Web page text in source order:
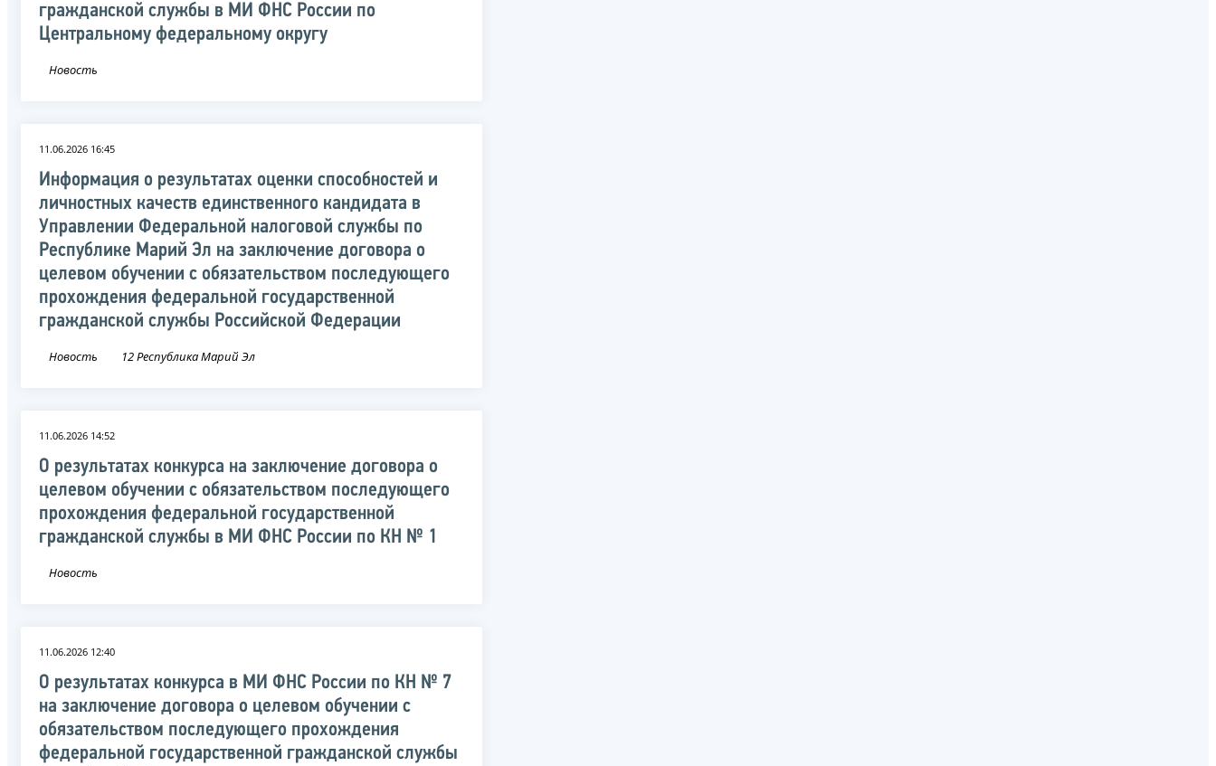
гражданской службы в МИ ФНС России по
Центральному федеральному округу
Новость
11.06.2026 16:45
Информация о результатах оценки способностей и
личностных качеств единственного кандидата в
Управлении Федеральной налоговой службы по
Республике Марий Эл на заключение договора о
целевом обучении с обязательством последующего
прохождения федеральной государственной
гражданской службы Российской Федерации
Новость 12 Республика Марий Эл
11.06.2026 14:52
О результатах конкурса на заключение договора о
целевом обучении с обязательством последующего
прохождения федеральной государственной
гражданской службы в МИ ФНС России по КН № 1
Новость
11.06.2026 12:40
О результатах конкурса в МИ ФНС России по КН № 7
на заключение договора о целевом обучении с
обязательством последующего прохождения
федеральной государственной гражданской службы